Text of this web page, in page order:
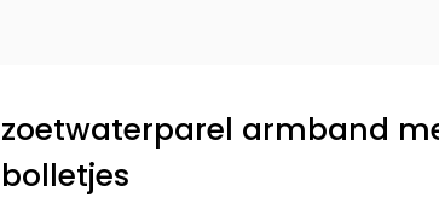
zoetwaterparel armband
bolletjes